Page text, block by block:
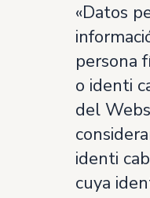
«Datos
persona
o identi
del
identi
cuya